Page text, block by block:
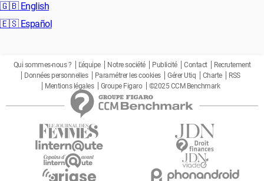
🇬🇧 English
🇪🇸 Español
Qui sommes-nous ? L'équipe Notre société Publicité Contact
Recrutement
Données personnelles
Paramétrer les cookies Gérer Utiq Charte
RSS
Mentions légales
Groupe Figaro ©2025 CCM Benchmark